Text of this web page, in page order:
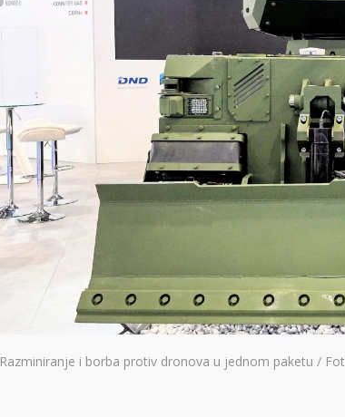
Razminiranje i borba protiv dronova u jednom paketu /